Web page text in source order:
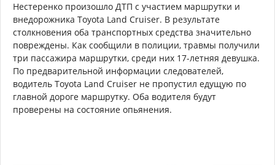
Нестеренко произошло ДТП с участием маршрутки и
внедорожника Toyota Land Cruiser. В результате
столкновения оба транспортных средства значительно
повреждены. Как сообщили в полиции, травмы получили
три пассажира маршрутки, среди них 17-летняя девушка.
По предварительной информации следователей,
водитель Toyota Land Cruiser не пропустил едущую по
главной дороге маршрутку. Оба водителя будут
проверены на состояние опьянения.